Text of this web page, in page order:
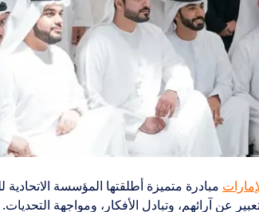
مبادرة متميزة أطلقتها المؤسسة
عن آرائهم، وتبادل الأفكار، ومواجهة التحديات.